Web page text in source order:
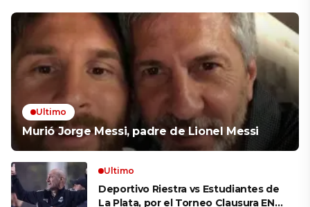
Ultimo
Murió Jorge Messi, padre de Lionel Messi
Ultimo
Deportivo Riestra vs Estudiantes de
La Plata, por el Torneo Clausura EN